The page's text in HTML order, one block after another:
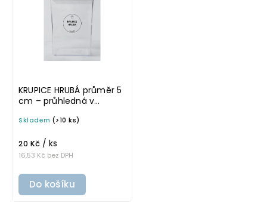
KRUPICE HRUBÁ průměr 5
cm – průhledná v
omyvatelná samolepka
Skladem (>10 ks)
16,53 Kč bez DPH
20 Kč / ks
Do košíku